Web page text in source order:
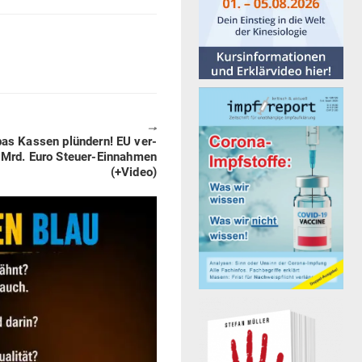
🠖
Kassen plündern! EU ver­
Euro Steuer-Ein­nahmen
(+Video)